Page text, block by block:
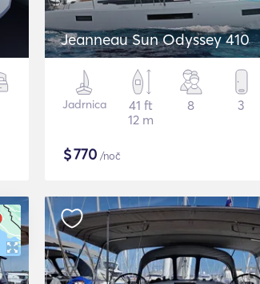
Jeanneau Sun Odyssey 410
Jadrnica
41 ft
12 m
8 3
$770 /noč